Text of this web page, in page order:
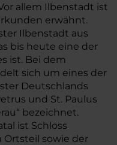
allem Ilbenstadt ist
erwähnt.
Ilbenstadt aus
bis heute eine der
ist. Bei dem
sich um eines der
Deutschlands
und St. Paulus
bezeichnet.
ist Schloss
sowie der